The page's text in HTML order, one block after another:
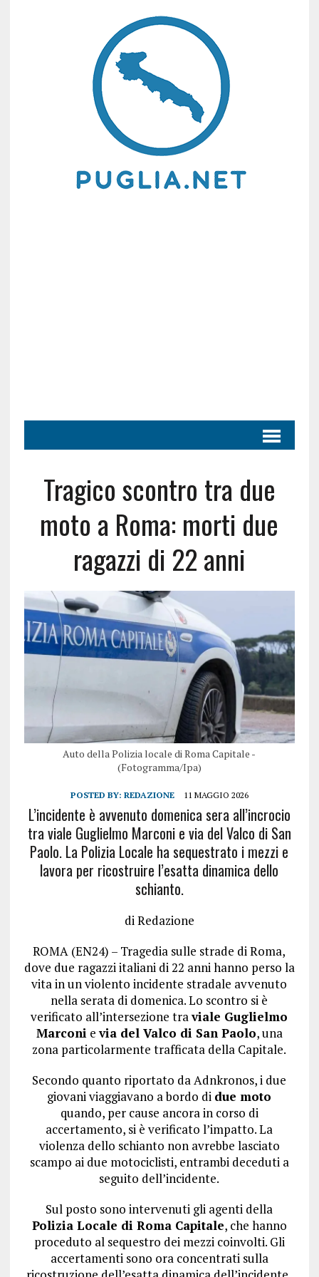
Tragico scontro tra due
moto a Roma: morti due
ragazzi di 22 anni
Auto della Polizia locale di Roma Capitale -
(Fotogramma/Ipa)
POSTED BY: REDAZIONE 11 MAGGIO 2026
L’incidente è avvenuto domenica sera all’incrocio
tra viale Guglielmo Marconi e via del Valco di San
Paolo. La Polizia Locale ha sequestrato i mezzi e
lavora per ricostruire l’esatta dinamica dello
schianto.
di Redazione
ROMA (EN24) – Tragedia sulle strade di Roma,
dove due ragazzi italiani di 22 anni hanno perso la
vita in un violento incidente stradale avvenuto
nella serata di domenica. Lo scontro si è
verificato all’intersezione traviale Guglielmo
Marconi evia del Valco di San Paolo, una
zona particolarmente trafficata della Capitale.
Secondo quanto riportato da Adnkronos, i due
giovani viaggiavano a bordo di due moto
quando, per cause ancora in corso di
accertamento, si è verificato l’impatto. La
violenza dello schianto non avrebbe lasciato
scampo ai due motociclisti, entrambi deceduti a
seguito dell’incidente.
Sul posto sono intervenuti gli agenti della
Polizia Locale di Roma Capitale, che hanno
proceduto al sequestro dei mezzi coinvolti. Gli
accertamenti sono ora concentrati sulla